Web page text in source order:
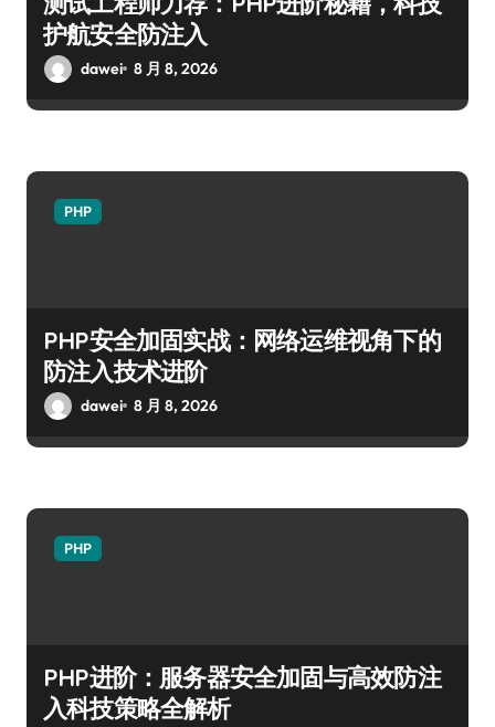
护航安全防注入
dawei 8 月 8, 2026
PHP
PHP安全加固实战：网络运维视角下的
防注入技术进阶
dawei 8 月 8, 2026
PHP
PHP进阶：服务器安全加固与高效防注
入科技策略全解析